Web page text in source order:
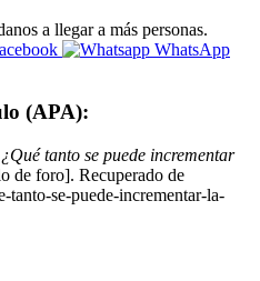
a llegar a más personas.
WhatsApp
(APA):
¿Qué tanto se puede incrementar
de foro]. Recuperado de
tanto-se-puede-incrementar-la-